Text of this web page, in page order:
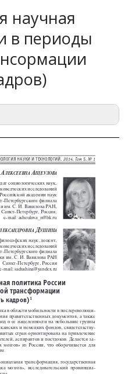
научная
в периоды